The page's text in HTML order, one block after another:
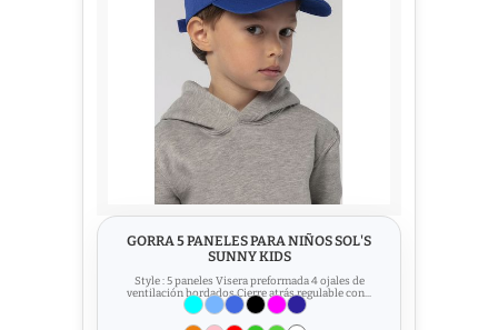
GORRA 5 PANELES PARA NIÑOS SOL'S
SUNNY KIDS
Style : 5 paneles Visera preformada 4 ojales de
ventilación bordados Cierre atrás regulable con...